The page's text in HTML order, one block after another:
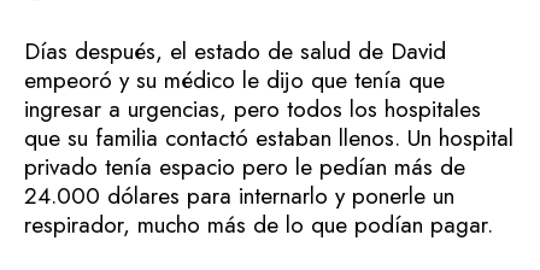
Días después, el estado de salud de David
empeoró y su médico le dijo que tenía que
ingresar a urgencias, pero todos los hospitales
que su familia contactó estaban llenos. Un hospital
privado tenía espacio pero le pedían más de
24.000 dólares para internarlo y ponerle un
respirador, mucho más de lo que podían pagar.